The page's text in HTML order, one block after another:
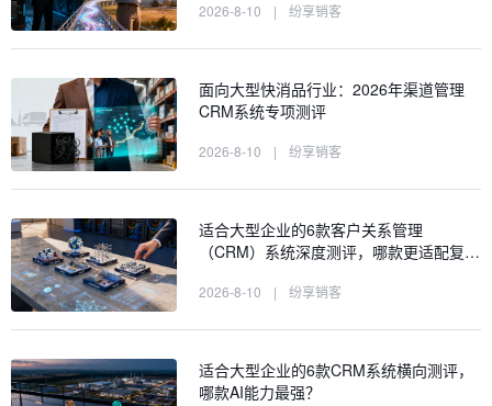
2026-8-10 | 纷享销客
面向大型快消品行业：2026年渠道管理
CRM系统专项测评
2026-8-10 | 纷享销客
适合大型企业的6款客户关系管理
（CRM）系统深度测评，哪款更适配复…
2026-8-10 | 纷享销客
适合大型企业的6款CRM系统横向测评，
哪款AI能力最强？